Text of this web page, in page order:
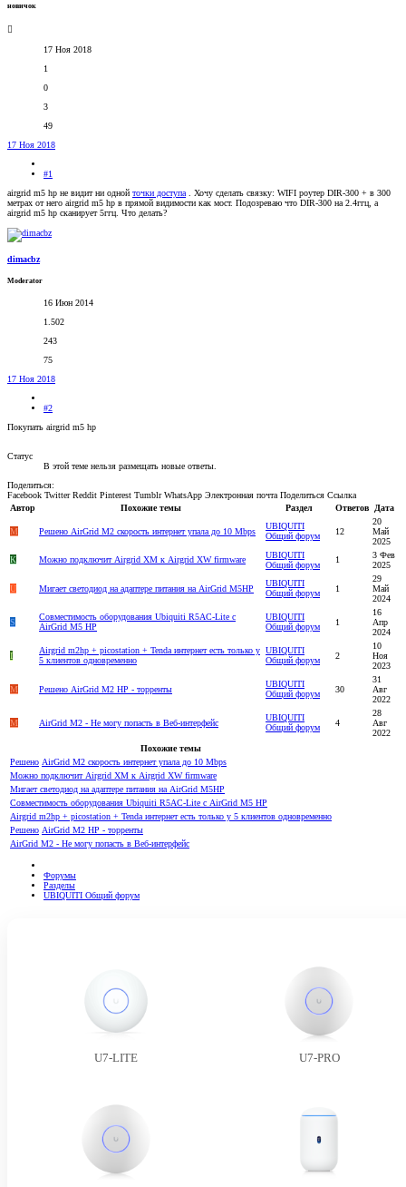
новичок
17 Ноя 2018
1
0
3
49
17 Ноя 2018
#1
airgrid m5 hp не видит ни одной точки доступа
. Хочу сделать связку: WIFI роутер DIR-300 + в 300
метрах от него airgrid m5 hp в прямой видимости как мост. Подозреваю что DIR-300 на 2.4ггц, а
airgrid m5 hp сканирует 5ггц. Что делать?
dimacbz
Moderator
16 Июн 2014
1.502
243
75
17 Ноя 2018
#2
Покупать airgrid m5 hp
Статус
В этой теме нельзя размещать новые ответы.
Поделиться:
Facebook Twitter Reddit Pinterest Tumblr WhatsApp Электронная почта Поделиться Ссылка
Автор
Похожие темы Раздел Ответов Дата
M Решено AirGrid M2 скорость интернет упала до 10 Mbps
UBIQUITI
Общий форум
12
20
Май
2025
К
Можно подключит Airgrid XM к Airgrid ХW firmware
UBIQUITI
Общий форум
1
3 Фев
2025
U Мигает светодиод на адаптере питания на AirGrid M5HP
UBIQUITI
Общий форум
1
29
Май
2024
S
Совместимость оборудования Ubiquiti R5AC-Lite с
AirGrid M5 HP
UBIQUITI
Общий форум
1
16
Апр
2024
I
Airgrid m2hp + picostation + Tenda интернет есть только у
5 клиентов одновременно
UBIQUITI
Общий форум
2
10
Ноя
2023
M Решено AirGrid M2 HP - торренты
UBIQUITI
Общий форум
30
31
Авг
2022
M AirGrid M2 - Не могу попасть в Веб-интерфейс
UBIQUITI
Общий форум
4
28
Авг
2022
Похожие темы
Решено AirGrid M2 скорость интернет упала до 10 Mbps
Можно подключит Airgrid XM к Airgrid ХW firmware
Мигает светодиод на адаптере питания на AirGrid M5HP
Совместимость оборудования Ubiquiti R5AC-Lite с AirGrid M5 HP
Airgrid m2hp + picostation + Tenda интернет есть только у 5 клиентов одновременно
Решено AirGrid M2 HP - торренты
AirGrid M2 - Не могу попасть в Веб-интерфейс
Форумы
Разделы
UBIQUITI Общий форум
U7-LITE U7-PRO